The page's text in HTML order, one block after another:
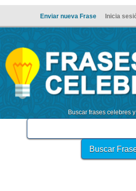
Enviar nueva Frase Inicia
Buscar frases celebres